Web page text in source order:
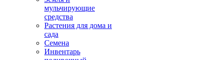
мульчирующие
средства
Растения для дома и
сада
Семена
Инвентарь